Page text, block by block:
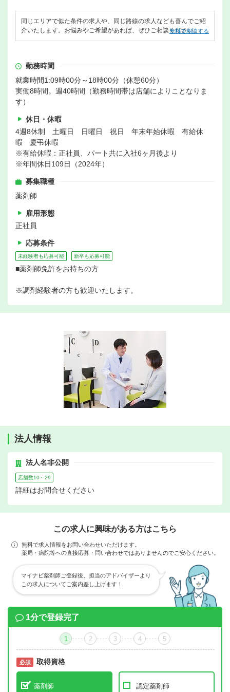
同じエリアで似た条件の求人や、同じ路線の求人なども喜んでご紹
介いたします。お悩みやご希望があれば、ぜひご相談ください。
無料で相談する
勤務時間
就業時間1:09時00分～18時00分（休憩60分）
実働8時間。週40時間（勤務時間帯は店舗によりことなりま
す）
休日・休暇
4週8休制 土曜日 日曜日 祝日 年末年始休暇 有給休
暇 慶弔休暇
※有給休暇：正社員、パート共に入社6ヶ月後より
※年間休日109日（2024年）
募集職種
薬剤師
雇用形態
正社員
応募条件
未経験者も応募可能 新卒も応募可能
■薬剤師免許をお持ちの方
※調剤経験者の方も歓迎いたします。
法人情報
法人名非公開
店舗数10～29
詳細はお問合せください
この求人に興味がある方はこちら
無料で求人情報をお問い合わせいただけます。
薬局・病院等への直接応募・問い合わせではありませんのでご安心ください。
マイナビ薬剤師ご登録後、担当のアドバイザーより
この求人についてご案内差し上げます！
1分で登録完了
1 2 3 4 5
必須 取得資格
薬剤師 認定薬剤師